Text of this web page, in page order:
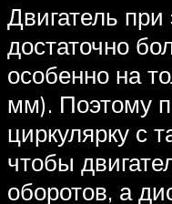
Двигатель при
достаточно
особенно на
мм). Поэтому
циркулярку с
чтобы
оборотов, а